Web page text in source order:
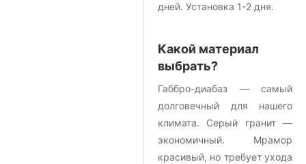
дней. Установка 1-2 дня.
Какой материал
выбрать?
Габбро-диабаз — самый
долговечный для нашего
климата. Серый гранит —
экономичный. Мрамор
красивый, но требует ухода